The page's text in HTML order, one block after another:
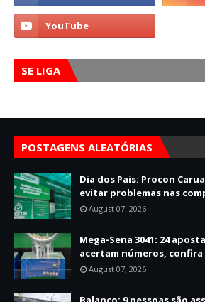
SE LIGA
POSTAGENS ALEATÓRIAS
Dia dos Pais: Procon
evitar problemas nas
August 07, 2026
Mega-Sena 3041: 24
acertam números,
August 07, 2026